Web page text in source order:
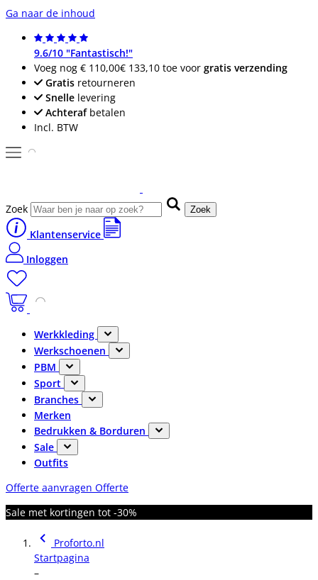
Ga naar de inhoud
9.6/10 "Fantastisch!"
Voeg nog € 110,00€ 133,10 toe voor gratis verzending
Gratis retourneren
Snelle levering
Achterafbetalen
Incl. BTW
Zoek Zoek
Klantenservice
Inloggen
Werkkleding
Werkschoenen
PBM
Sport
Branches
Merken
Bedrukken & Borduren
Sale
Outfits
Offerte aanvragen Offerte
Sale met kortingen tot -30%
Proforto.nl
Startpagina
–